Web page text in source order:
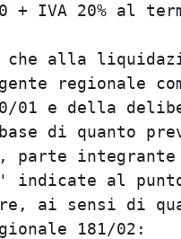
+ IVA
che alla
40/01 e
base di
parte
ai sensi